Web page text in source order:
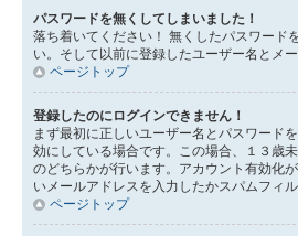
パスワードを無くしてしまいました！
落ち着いてください！ 無くしたパスワード
い。そして以前に登録したユーザー名とメ
ページトップ
登録したのにログインできません！
まず最初に正しいユーザー名とパスワード
効にしている場合です。この場合、１３歳
のどちらかが行います。アカウント有効化
いメールアドレスを入力したかスパムフィ
ページトップ